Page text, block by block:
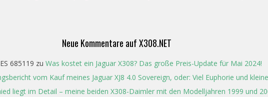
Neue Kommentare auf X308.NET
685119 zu Was kostet ein Jaguar X308? Das große Preis-Update für Mai 2024!
vom Kauf meines Jaguar XJ8 4.0 Sovereign, oder: Viel Euphorie und
liegt im Detail – meine beiden X308-Daimler mit den Modelljahren 1999 und